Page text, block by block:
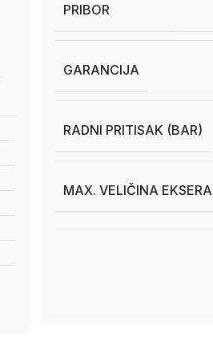
PRIBOR
GARANCIJA
RADNI PRITISAK (BAR)
MAX. VELIČINA